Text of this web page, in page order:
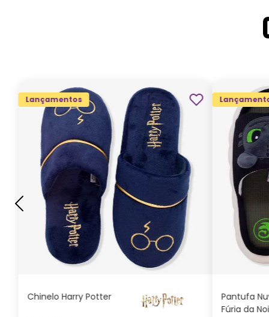
Lançamentos
Chinelo Harry Potter
G GG M P
ADICIONAR AO
CARRINHO
Pantufa
Fúria da